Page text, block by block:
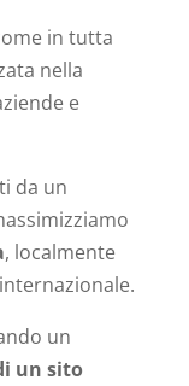
in tutta
nella
e
da un
, localmente
un
un sito